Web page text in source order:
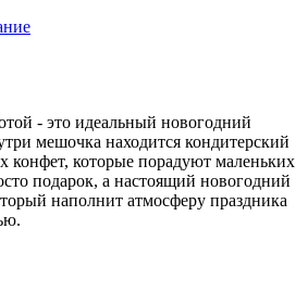
- это идеальный новогодний
мешочка находится кондитерский
конфет, которые порадуют маленьких
подарок, а настоящий новогодний
наполнит атмосферу праздника